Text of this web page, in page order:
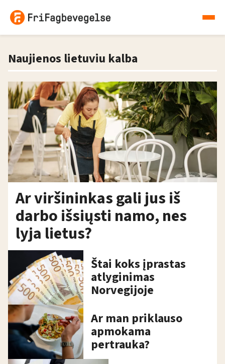
Naujienos lietuviu kalba
Ar viršininkas gali jus iš
darbo išsiųsti namo, nes
lyja lietus?
Štai koks įprastas
atlyginimas
Norvegijoje
Ar man priklauso
apmokama
pertrauka?